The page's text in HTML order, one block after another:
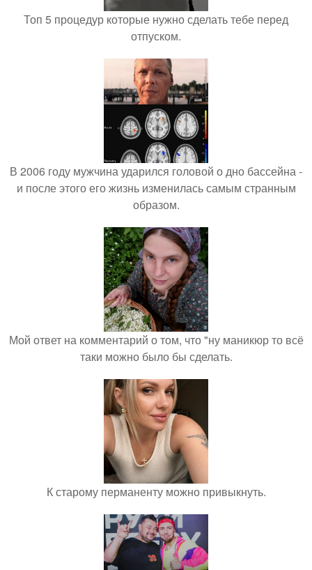
Топ 5 процедур которые нужно сделать тебе перед
отпуском.
В 2006 году мужчина ударился головой о дно бассейна -
и после этого его жизнь изменилась самым странным
образом.
Мой ответ на комментарий о том, что "ну маникюр то всё
таки можно было бы сделать.
К старому перманенту можно привыкнуть.